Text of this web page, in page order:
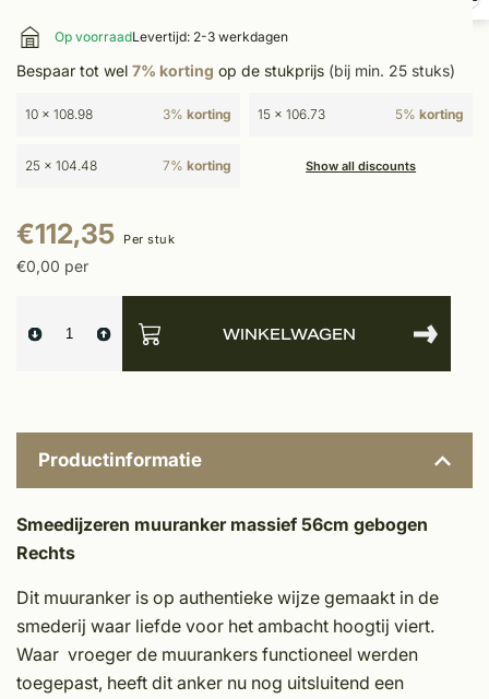
Op voorraadLevertijd: 2-3 werkdagen
Bespaar tot wel 7% korting op de stukprijs (bij min. 25 stuks)
10 x 108.98 3% korting 15 x 106.73 5% korting
25 x 104.48 7% korting Show all discounts
€112,35 Per stuk
€0,00 per
WINKELWAGEN
Productinformatie
Smeedijzeren muuranker massief 56cm gebogen
Rechts
Dit muuranker is op authentieke wijze gemaakt in de
smederij waar liefde voor het ambacht hoogtij viert.
Waar vroeger de muurankers functioneel werden
toegepast, heeft dit anker nu nog uitsluitend een